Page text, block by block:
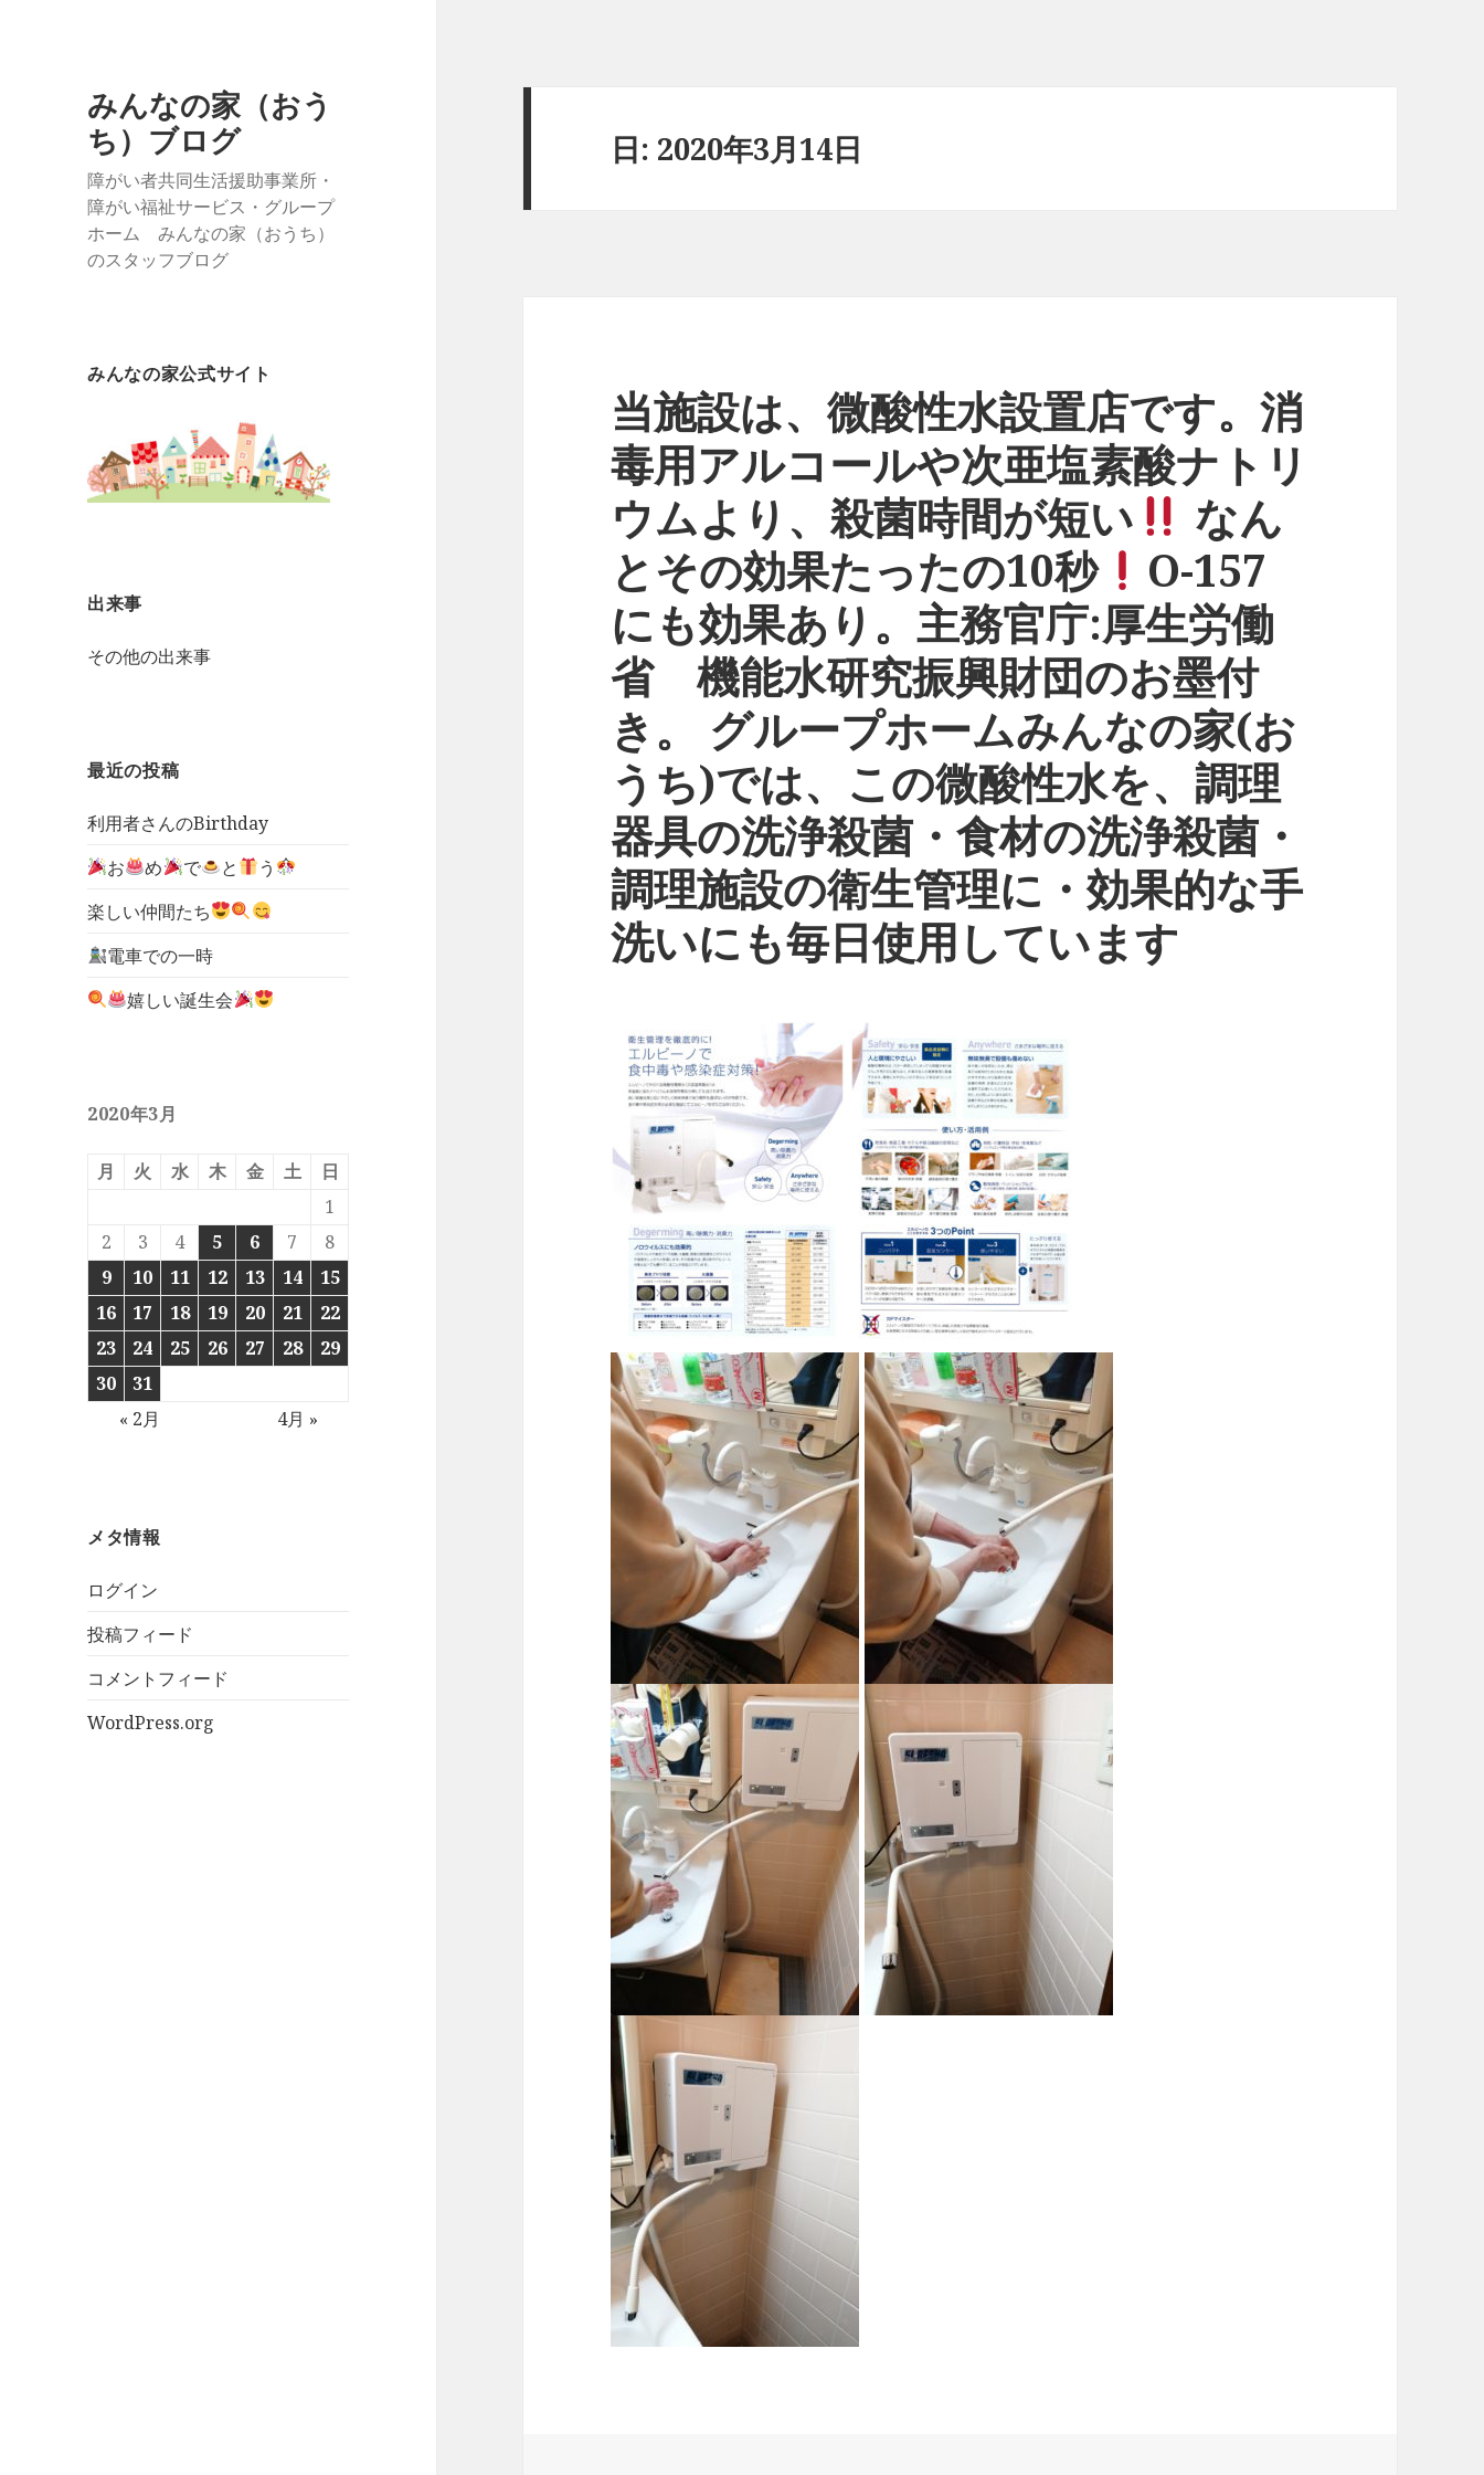
みんなの家（おう
ち）ブログ
障がい者共同生活援助事業所・
障がい福祉サービス・グループ
ホーム みんなの家（おうち）
のスタッフブログ
みんなの家公式サイト
出来事
その他の出来事
最近の投稿
利用者さんのBirthday
お
め で と
う
楽しい仲間たち
電車での一時
嬉しい誕生会
2020年3月
月 火 水 木 金 土
日
1
2
3 4 5 6 7
8
9
10 11 12 13 14
15
16
17 18 19 20 21
22
23
24 25 26 27 28
29
30
31
« 2月
4月 »
メタ情報
ログイン
投稿フィード
コメントフィード
WordPress.org
日: 2020年3月14日
当施設は、微酸性水設置店です。消
毒用アルコールや次亜塩素酸ナトリ
ウムより、殺菌時間が短い
なん
とその効果たったの10秒
O-157
にも効果あり。主務官庁:厚生労働
省 機能水研究振興財団のお墨付
き。 グループホームみんなの家(お
うち)では、この微酸性水を、調理
器具の洗浄殺菌・食材の洗浄殺菌・
調理施設の衛生管理に・効果的な手
洗いにも毎日使用しています